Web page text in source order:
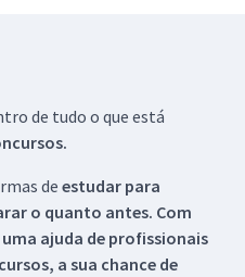
de tudo o que está
de estudar para
o quanto antes. Com
ajuda de profissionais
a sua chance de